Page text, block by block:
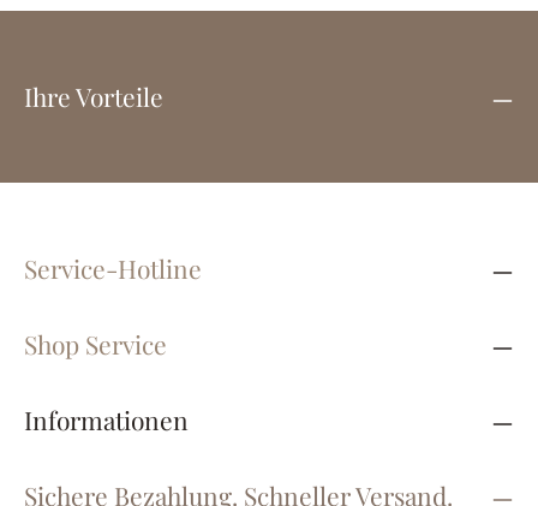
Ihre Vorteile
Service-Hotline
Shop Service
Informationen
Sichere Bezahlung. Schneller Versand.